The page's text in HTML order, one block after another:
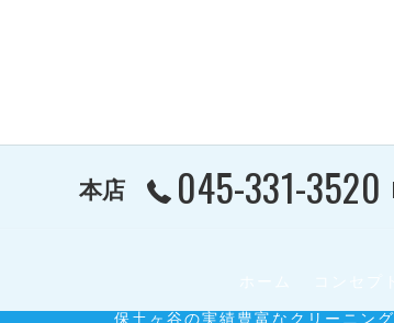
本店 045-331-3520
保土ヶ谷の実績豊富なクリーニン